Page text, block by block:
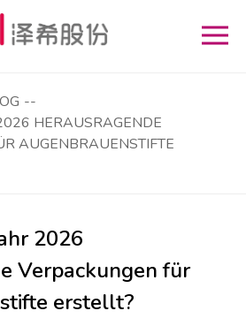
--
HERAUSRAGENDE
AUGENBRAUENSTIFTE
2026
Verpackungen für
erstellt?